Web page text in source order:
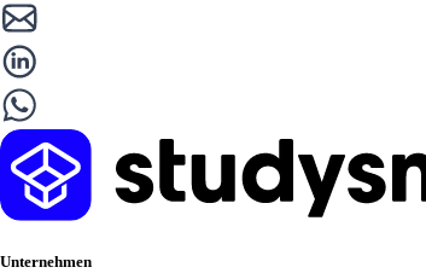
Unternehmen